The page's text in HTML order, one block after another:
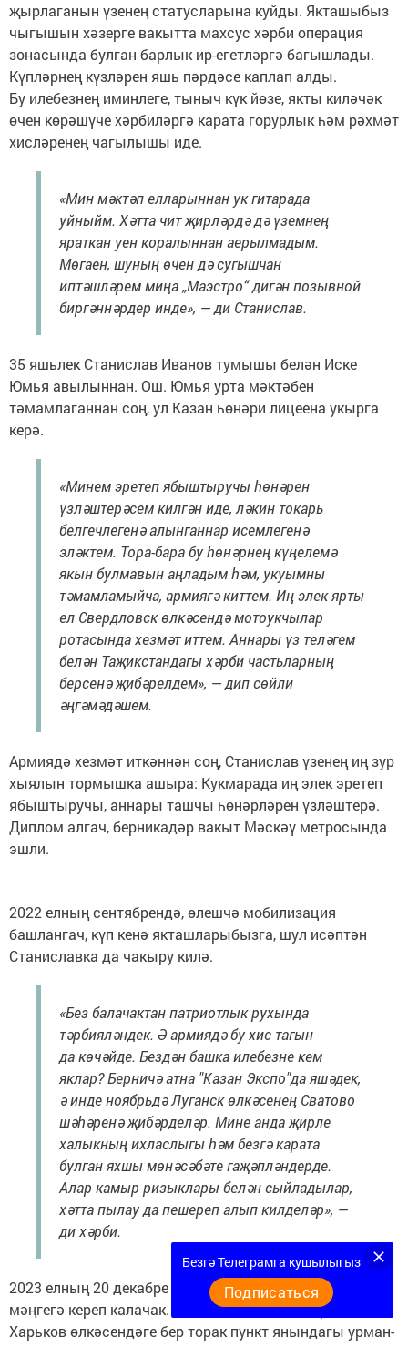
җырлаганын үзенең статусларына куйды. Якташыбыз
чыгышын хәзерге вакытта махсус хәрби операция
зонасында булган барлык ир-егетләргә багышлады.
Күпләрнең күзләрен яшь пәрдәсе каплап алды.
Бу илебезнең иминлеге, тыныч күк йөзе, якты киләчәк
өчен көрәшүче хәрбиләргә карата горурлык һәм рәхмәт
хисләренең чагылышы иде.
«Мин мәктәп елларыннан ук гитарада
уйныйм. Хәтта чит җирләрдә дә үземнең
яраткан уен коралыннан аерылмадым.
Мөгаен, шуның өчен дә сугышчан
иптәшләрем миңа „Маэстро“ дигән позывной
биргәннәрдер инде», — ди Станислав.
35 яшьлек Станислав Иванов тумышы белән Иске
Юмья авылыннан. Ош. Юмья урта мәктәбен
тәмамлаганнан соң, ул Казан һөнәри лицеена укырга
керә.
«Минем эретеп ябыштыручы һөнәрен
үзләштерәсем килгән иде, ләкин токарь
белгечлегенә алынганнар исемлегенә
эләктем. Тора-бара бу һөнәрнең күңелемә
якын булмавын аңладым һәм, укуымны
тәмамламыйча, армиягә киттем. Иң элек ярты
ел Свердловск өлкәсендә мотоукчылар
ротасында хезмәт иттем. Аннары үз теләгем
белән Таҗикстандагы хәрби частьларның
берсенә җибәрелдем», — дип сөйли
әңгәмәдәшем.
Армиядә хезмәт иткәннән соң, Станислав үзенең иң зур
хыялын тормышка ашыра: Кукмарада иң элек эретеп
ябыштыручы, аннары ташчы һөнәрләрен үзләштерә.
Диплом алгач, берникадәр вакыт Мәскәү метросында
эшли.
2022 елның сентябрендә, өлешчә мобилизация
башлангач, күп кенә якташларыбызга, шул исәптән
Станиславка да чакыру килә.
«Без балачактан патриотлык рухында
тәрбияләндек. Ә армиядә бу хис тагын
да көчәйде. Бездән башка илебезне кем
яклар? Берничә атна "Казан Экспо"да яшәдек,
ә инде ноябрьдә Луганск өлкәсенең Сватово
шәһәренә җибәрделәр. Мине анда җирле
халыкның ихласлыгы һәм безгә карата
булган яхшы мөнәсәбәте гаҗәпләндерде.
Алар камыр ризыклары белән сыйладылар,
хәтта пылау да пешереп алып килделәр», —
ди хәрби.
2023 елның 20 декабре Станислав Ивановның хәтеренә
мәңгегә кереп калачак. Якташыбыз иптәшләре белән
Харьков өлкәсендәге бер торак пункт янындагы урман-
Безгә Телеграмга кушылыгыз
Подписаться